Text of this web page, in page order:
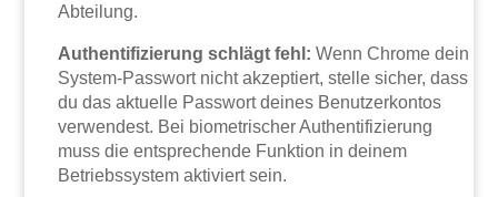
Abteilung.
Authentifizierung schlägt fehl: Wenn Chrome dein
System-Passwort nicht akzeptiert, stelle sicher, dass
du das aktuelle Passwort deines Benutzerkontos
verwendest. Bei biometrischer Authentifizierung
muss die entsprechende Funktion in deinem
Betriebssystem aktiviert sein.